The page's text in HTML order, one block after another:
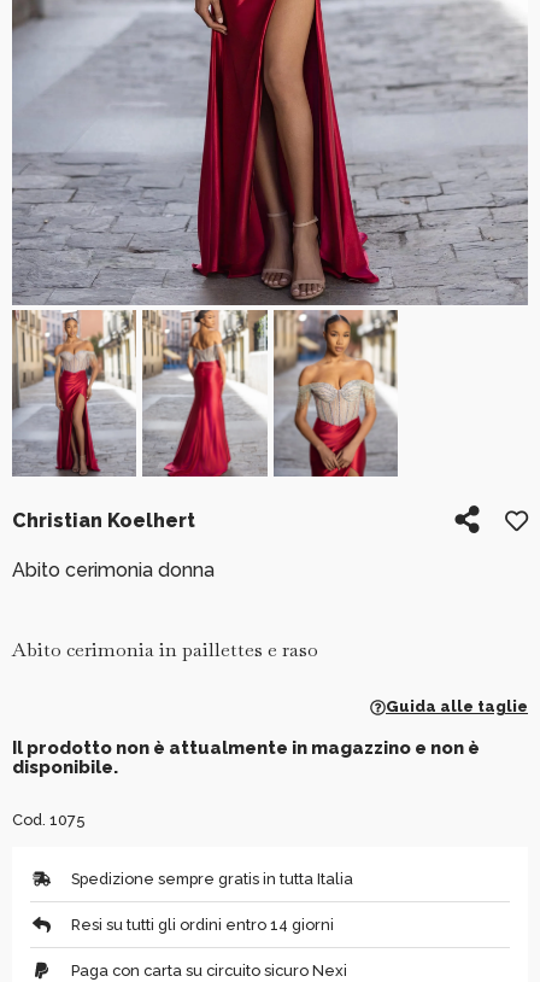
Christian Koelhert
Abito cerimonia donna
Abito cerimonia in paillettes e raso
Guida alle taglie
Il prodotto non è attualmente in magazzino e non è
disponibile.
Cod. 1075
Spedizione sempre gratis in tutta Italia
Resi su tutti gli ordini entro 14 giorni
Paga con carta su circuito sicuro Nexi